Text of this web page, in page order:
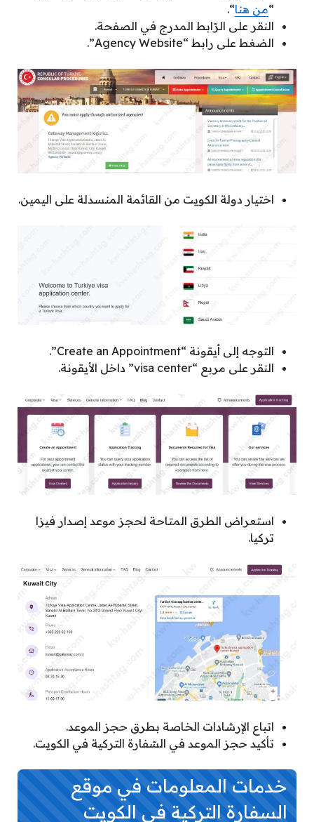
“من هنا“.
النقر على الرّابط المدرج في الصفحة.
الضغط على رابط “Agency Website”.
اختيار دولة الكويت من القائمة المنسدلة على اليمين.
التوجه إلى أيقونة “Create an Appointment”.
النقر على مربع “visa center” داخل الأيقونة.
استعراض الطرق المتاحة لحجز موعد إصدار فيزا
تركيا.
اتباع الإرشادات الخاصة بطرق حجز الموعد.
تأكيد حجز الموعد في السّفارة التركية في الكويت.
خدمات المعلومات في موقع
السفارة التركية في الكويت